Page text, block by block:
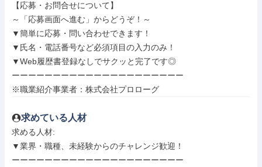
【応募・お問合せについて】
～「応募画面へ進む」からどうぞ！～
▼簡単に応募・問い合わせできます！
▼氏名・電話番号など必須項目の入力のみ！
▼Web履歴書登録なしでサクッと完了です◎
ーーーーーーーーーーーーーーーーーーーーー
※職業紹介事業者：株式会社プロローグ
求めている人材
求める人材:
▼業界・職種、未経験からのチャレンジ歓迎！
ーーーーーーーーーーーーーーーーーーーーー